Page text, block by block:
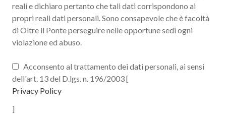
reali e dichiaro pertanto che tali dati corrispondono ai
propri reali dati personali. Sono consapevole che è facoltà
di Oltre il Ponte perseguire nelle opportune sedi ogni
violazione ed abuso.
Acconsento al trattamento dei dati personali, ai sensi
dell'art. 13 del D.lgs. n. 196/2003 [
Privacy Policy
]